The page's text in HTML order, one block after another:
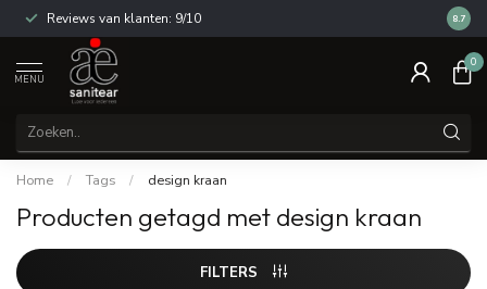
Reviews van klanten: 9/10 14
8.7
MENU
0
Home / Tags / design kraan
Producten getagd met design kraan
FILTERS